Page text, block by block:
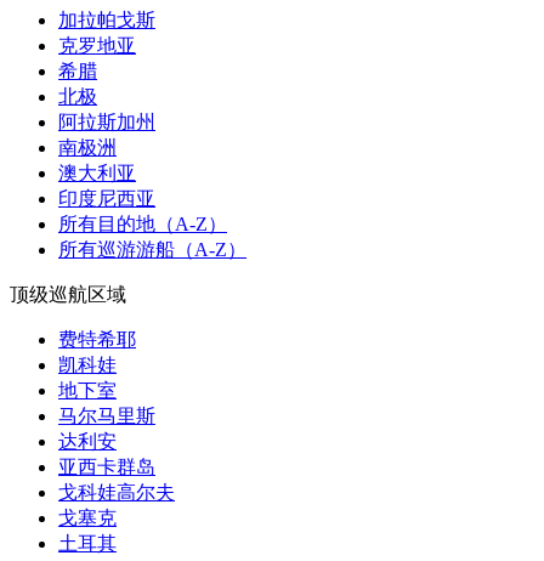
加拉帕戈斯
克罗地亚
希腊
北极
阿拉斯加州
南极洲
澳大利亚
印度尼西亚
所有目的地（A-Z）
所有巡游游船（A-Z）
顶级巡航区域
费特希耶
凯科娃
地下室
马尔马里斯
达利安
亚西卡群岛
戈科娃高尔夫
戈塞克
土耳其